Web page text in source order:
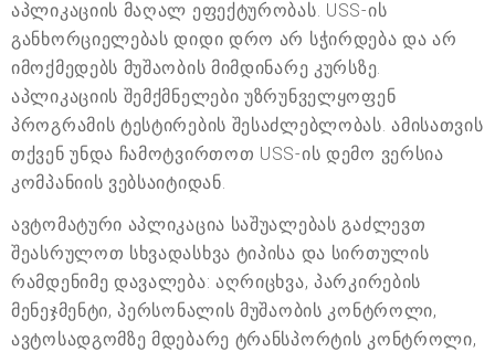
აპლიკაციის მაღალ ეფექტურობას. USS-ის
განხორციელებას დიდი დრო არ სჭირდება და არ
იმოქმედებს მუშაობის მიმდინარე კურსზე.
აპლიკაციის შემქმნელები უზრუნველყოფენ
პროგრამის ტესტირების შესაძლებლობას. ამისათვის
თქვენ უნდა ჩამოტვირთოთ USS-ის დემო ვერსია
კომპანიის ვებსაიტიდან.
ავტომატური აპლიკაცია საშუალებას გაძლევთ
შეასრულოთ სხვადასხვა ტიპისა და სირთულის
რამდენიმე დავალება: აღრიცხვა, პარკირების
მენეჯმენტი, პერსონალის მუშაობის კონტროლი,
ავტოსადგომზე მდებარე ტრანსპორტის კონტროლი,